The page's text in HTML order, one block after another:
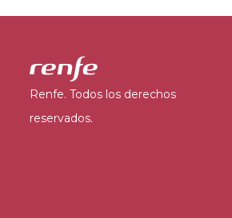
Renfe. Todos los derechos
reservados.